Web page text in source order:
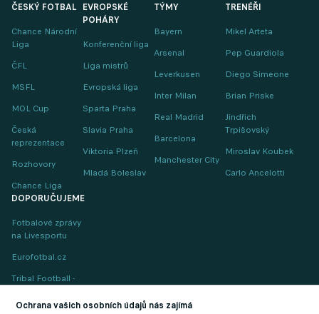
ČESKÝ FOTBAL
Chance Národní
Liga
ČFL
MSFL
MOL Cup
Česká
reprezentace
Rozhovory
Chance Liga
EVROPSKÉ
POHÁRY
Konferenční liga
Liga mistrů
Evropská liga
Sparta Praha
Slavia Praha
Viktoria Plzeň
Mladá Boleslav
TÝMY
Bayern
Arsenal
Leverkusen
Inter Milan
Real Madrid
Barcelona
Manchester City
TRENÉŘI
Mikel Arteta
Pep Guardiola
Diego Simeone
Brian Priske
Jindřich
Trpišovský
Miroslav Koubek
Carlo Ancelotti
DOPORUČUJEME
Fotbalové zprávy
na Livesportu
Eurofotbal.cz
Tribal Football -
(EN)
Ochrana vašich osobních údajů nás zajímá